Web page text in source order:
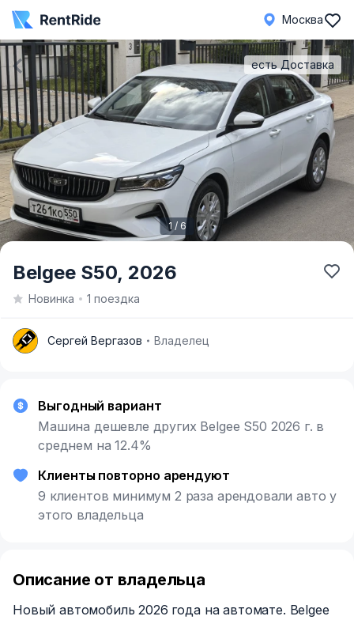
Москва
Item
1 / 6
есть Доставка
Belgee S50, 2026
Новинка 1 поездка
С Сергей Вергазов Владелец
Выгодный вариант
Машина дешевле других Belgee S50 2026 г. в
среднем на 12.4%
Клиенты повторно арендуют
9 клиентов минимум 2 раза арендовали авто у
этого владельца
Описание от владельца
Новый автомобиль 2026 года на автомате. Belgee